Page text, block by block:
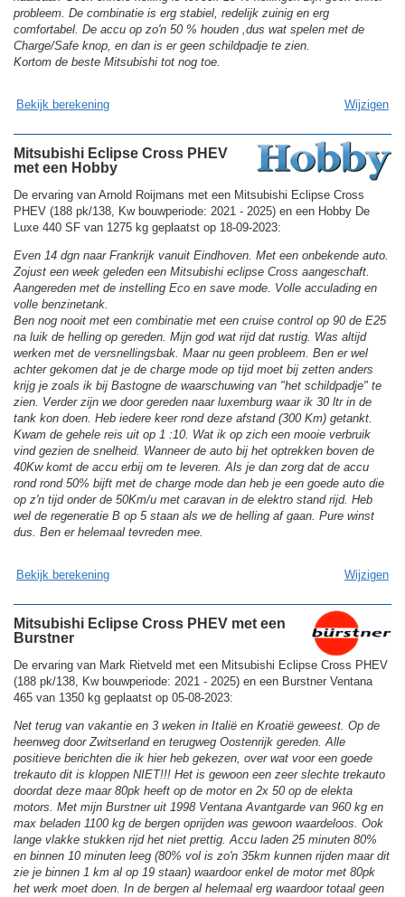
probleem. De combinatie is erg stabiel, redelijk zuinig en erg
comfortabel. De accu op zo'n 50 % houden ,dus wat spelen met de
Charge/Safe knop, en dan is er geen schildpadje te zien.
Kortom de beste Mitsubishi tot nog toe.
Bekijk berekening Wijzigen
Mitsubishi Eclipse Cross PHEV
met een Hobby
De ervaring van Arnold Roijmans met een Mitsubishi Eclipse Cross
PHEV (188 pk/138, Kw bouwperiode: 2021 - 2025) en een Hobby De
Luxe 440 SF van 1275 kg geplaatst op 18-09-2023:
Even 14 dgn naar Frankrijk vanuit Eindhoven. Met een onbekende auto.
Zojust een week geleden een Mitsubishi eclipse Cross aangeschaft.
Aangereden met de instelling Eco en save mode. Volle acculading en
volle benzinetank.
Ben nog nooit met een combinatie met een cruise control op 90 de E25
na luik de helling op gereden. Mijn god wat rijd dat rustig. Was altijd
werken met de versnellingsbak. Maar nu geen probleem. Ben er wel
achter gekomen dat je de charge mode op tijd moet bij zetten anders
krijg je zoals ik bij Bastogne de waarschuwing van "het schildpadje" te
zien. Verder zijn we door gereden naar luxemburg waar ik 30 ltr in de
tank kon doen. Heb iedere keer rond deze afstand (300 Km) getankt.
Kwam de gehele reis uit op 1 :10. Wat ik op zich een mooie verbruik
vind gezien de snelheid. Wanneer de auto bij het optrekken boven de
40Kw komt de accu erbij om te leveren. Als je dan zorg dat de accu
rond rond 50% bijft met de charge mode dan heb je een goede auto die
op z'n tijd onder de 50Km/u met caravan in de elektro stand rijd. Heb
wel de regeneratie B op 5 staan als we de helling af gaan. Pure winst
dus. Ben er helemaal tevreden mee.
Bekijk berekening Wijzigen
Mitsubishi Eclipse Cross PHEV met een
Burstner
De ervaring van Mark Rietveld met een Mitsubishi Eclipse Cross PHEV
(188 pk/138, Kw bouwperiode: 2021 - 2025) en een Burstner Ventana
465 van 1350 kg geplaatst op 05-08-2023:
Net terug van vakantie en 3 weken in Italië en Kroatië geweest. Op de
heenweg door Zwitserland en terugweg Oostenrijk gereden. Alle
positieve berichten die ik hier heb gekezen, over wat voor een goede
trekauto dit is kloppen NIET!!! Het is gewoon een zeer slechte trekauto
doordat deze maar 80pk heeft op de motor en 2x 50 op de elekta
motors. Met mijn Burstner uit 1998 Ventana Avantgarde van 960 kg en
max beladen 1100 kg de bergen oprijden was gewoon waardeloos. Ook
lange vlakke stukken rijd het niet prettig. Accu laden 25 minuten 80%
en binnen 10 minuten leeg (80% vol is zo'n 35km kunnen rijden maar dit
zie je binnen 1 km al op 19 staan) waardoor enkel de motor met 80pk
het werk moet doen. In de bergen al helemaal erg waardoor totaal geen